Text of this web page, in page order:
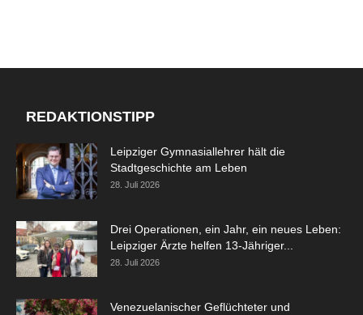
REDAKTIONSTIPP
Leipziger Gymnasiallehrer hält die
Stadtgeschichte am Leben
28. Juli 2026
Drei Operationen, ein Jahr, ein neues Leben:
Leipziger Ärzte helfen 13-Jähriger...
28. Juli 2026
Venezuelanischer Geflüchteter und